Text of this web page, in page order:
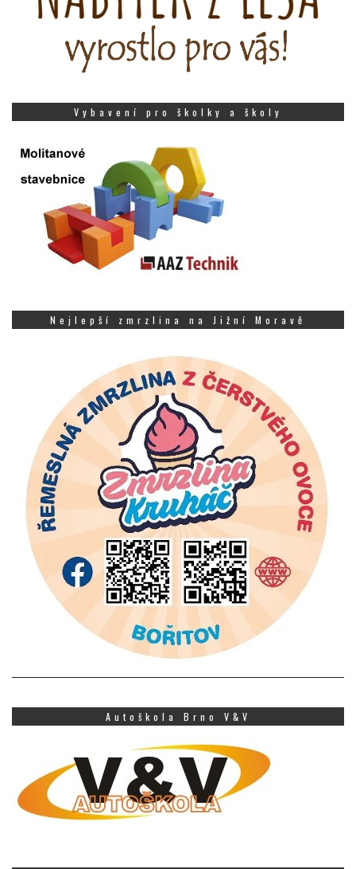
Vybavení pro školky a školy
Nejlepší zmrzlina na Jižní Moravě
Autoškola Brno V&V